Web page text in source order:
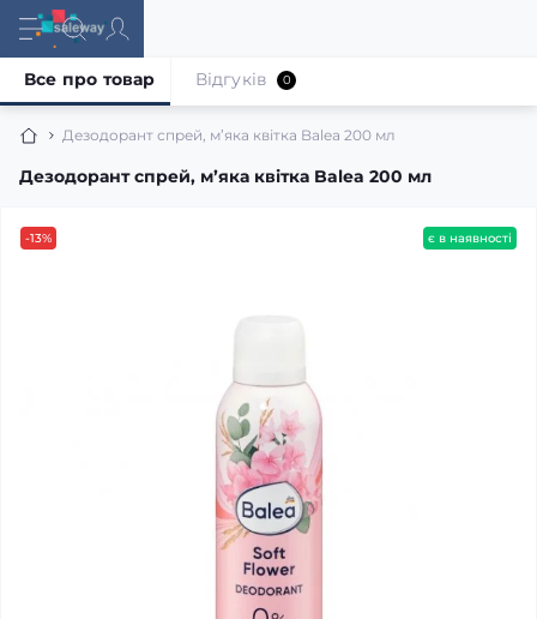
Дезодорант спрей, мʼяка квітка Balea 200 мл
Дезодорант спрей, мʼяка квітка Balea 200 мл
Все про товар Відгуків 0
-13% є в наявності